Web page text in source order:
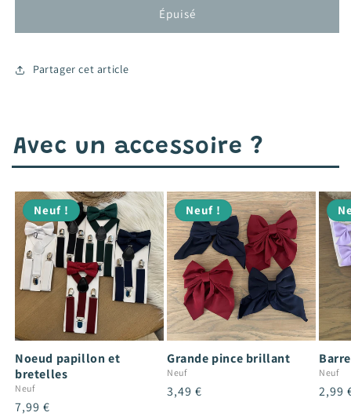
Épuisé
Partager cet article
Avec un accessoire ?
Neuf !
Noeud papillon et
bretelles
Neuf
Prix
7,99 €
Neuf !
Grande pince brillant
Neuf
Prix
3,49 €
Neuf
Prix
2,99